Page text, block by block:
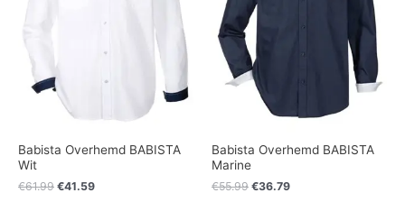
Babista Overhemd BABISTA
Wit
€61.99 €41.59
Babista Overhemd BABISTA
Marine
€55.99 €36.79